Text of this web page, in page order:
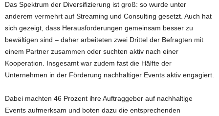
Das Spektrum der Diversifizierung ist groß: so wurde unter
anderem vermehrt auf Streaming und Consulting gesetzt. Auch hat
sich gezeigt, dass Herausforderungen gemeinsam besser zu
bewältigen sind – daher arbeiteten zwei Drittel der Befragten mit
einem Partner zusammen oder suchten aktiv nach einer
Kooperation. Insgesamt war zudem fast die Hälfte der
Unternehmen in der Förderung nachhaltiger Events aktiv engagiert.
Dabei machten 46 Prozent ihre Auftraggeber auf nachhaltige
Events aufmerksam und boten dazu die entsprechenden